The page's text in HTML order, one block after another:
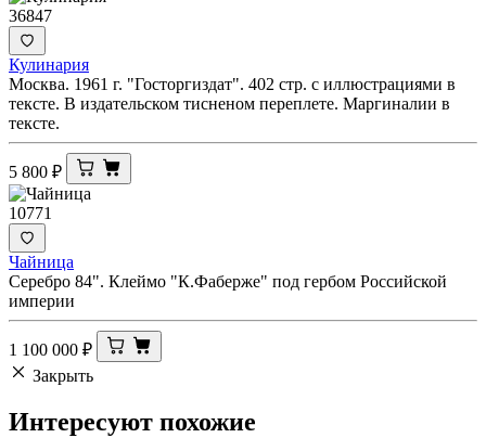
36847
Кулинария
Москва. 1961 г. "Госторгиздат". 402 стр. с иллюстрациями в
тексте. В издательском тисненом переплете. Маргиналии в
тексте.
5 800 ₽
10771
Чайница
Серебро 84". Клеймо "К.Фаберже" под гербом Российской
империи
1 100 000 ₽
Закрыть
Интересуют похожие